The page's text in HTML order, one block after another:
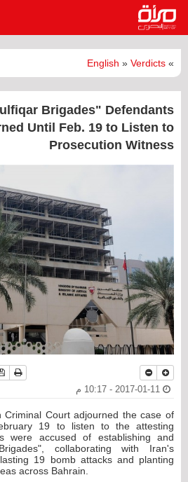
»
English » Verdicts
Brigades" Defendants
Until Feb. 19 to Listen to
Prosecution Witness
Criminal Court adjourned the case of
19 to listen to the attesting
were accused of establishing and
collaborating with Iran's
19 bomb attacks and planting
across Bahrain.